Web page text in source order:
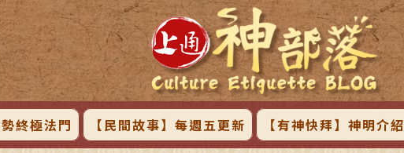
終極法門 【民間故事】每週五更新 【有神快拜】神明介紹